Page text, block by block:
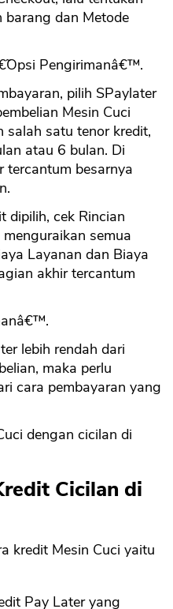
barang dan Metode
Pengirimanâ€™.
pilih SPaylater
Mesin Cuci
salah satu tenor kredit,
atau 6 bulan. Di
tercantum besarnya
dipilih, cek Rincian
semua
Layanan dan Biaya
akhir tercantum
lebih rendah dari
maka perlu
cara pembayaran yang
dengan cicilan di
Cicilan di
kredit Mesin Cuci yaitu
Pay Later yang